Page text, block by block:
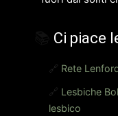
Ci piace
🔗 Rete
🔗 Lesbiche
lesbico